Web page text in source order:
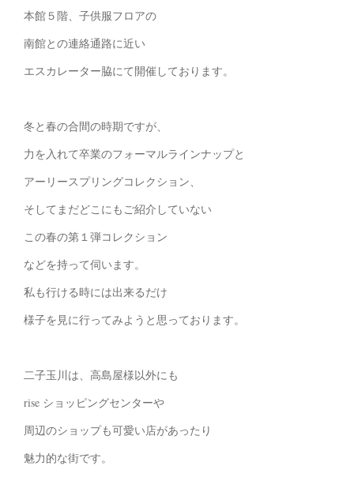
本館５階、子供服フロアの
南館との連絡通路に近い
エスカレーター脇にて開催しております。
冬と春の合間の時期ですが、
力を入れて卒業のフォーマルラインナップと
アーリースプリングコレクション、
そしてまだどこにもご紹介していない
この春の第１弾コレクション
などを持って伺います。
私も行ける時には出来るだけ
様子を見に行ってみようと思っております。
二子玉川は、高島屋様以外にも
rise ショッピングセンターや
周辺のショップも可愛い店があったり
魅力的な街です。